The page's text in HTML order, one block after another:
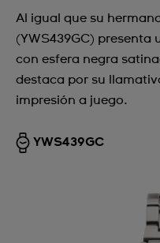
Al igual que su
(YWS439GC) presenta
con esfera negra
destaca por su
impresión a juego.
YWS439GC